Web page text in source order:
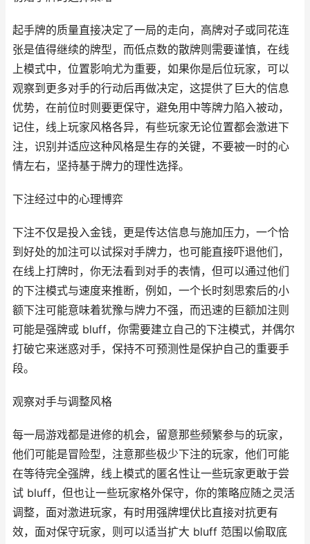
起手牌的质量直接决定了一局的走向，高牌对子或同花连
张是值得继续的牌型，而低点数的散牌则需要谨慎，在线
上模式中，位置影响尤为重要，如果你是后位玩家，可以
观察到更多对手的行动后再做决定，这提供了巨大的信息
优势，在前位时则要更保守，避免用中等牌力陷入被动，
记住，线上玩家风格各异，有些玩家无论位置都会激进下
注，识别并适应这种风格是生存的关键，不要被一时的心
情左右，坚持基于牌力的理性选择。
下注经过中的心理博弈
下注不仅是投入金钱，更是传达信息与施加压力，一个恰
到好处的加注可以试探对手牌力，也可能直接吓退他们，
在线上打牌时，你无法看到对手的表情，但可以通过他们
的下注模式与速度来推断，例如，一个长时刻思索后的小
额下注可能意味着犹豫与牌力不强，而迅速的巨额加注则
可能是强牌或 bluff，你需要建立自己的下注模式，并偶尔
打破它来迷惑对手，保持不可预测性是保护自己的重要手
段。
观察对手与调整风格
每一局游戏都是进修的机会，留意那些频繁参与的玩家，
他们可能是冒险型，注意那些极少下注的玩家，他们可能
在等待完全强牌，线上模式的匿名性让一些玩家更敢于尝
试 bluff，但也让一些玩家格外保守，你的策略应随之灵活
调整，面对激进玩家，有时用强牌埋伏比直接对抗更有
效，面对保守玩家，则可以适当扩大 bluff 范围以偷取底